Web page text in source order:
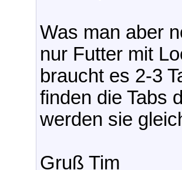
Was man aber
nur Futter mit
braucht es 2-3
finden die Tabs
werden sie
Gruß Tim